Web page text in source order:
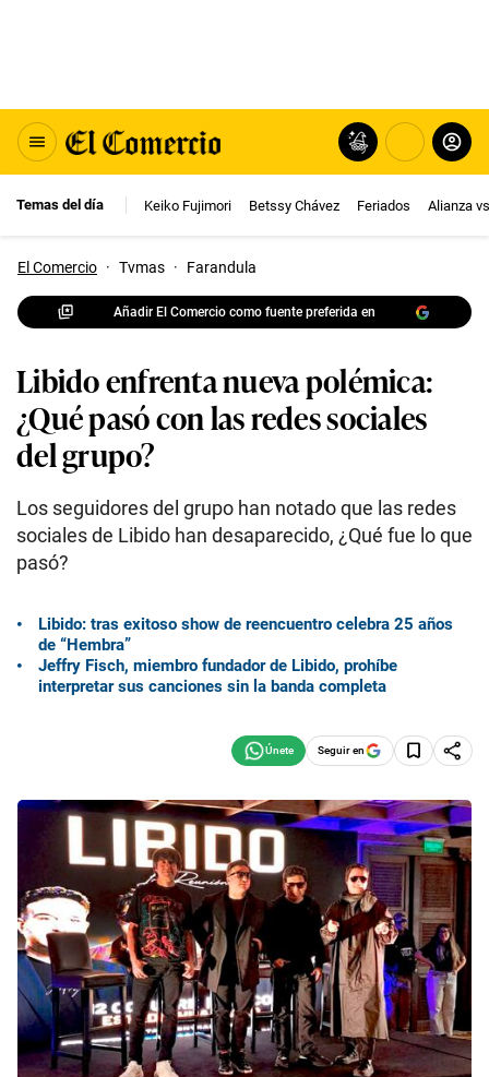
Temas del día Keiko Fujimori Betssy Chávez Feriados Alianza
El Comercio · Tvmas · Farandula
Añadir El Comercio como fuente preferida en
Libido enfrenta nueva polémica:
¿Qué pasó con las redes sociales
del grupo?
Los seguidores del grupo han notado que las redes
sociales de Libido han desaparecido, ¿Qué fue lo que
pasó?
Libido: tras exitoso show de reencuentro celebra 25 años
de “Hembra”
Jeffry Fisch, miembro fundador de Libido, prohíbe
interpretar sus canciones sin la banda completa
Seguir en